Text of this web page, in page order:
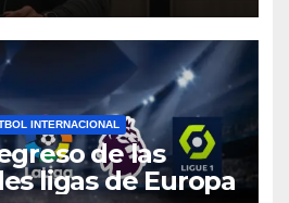
INTERNACIONAL
de las
ligas de Europa